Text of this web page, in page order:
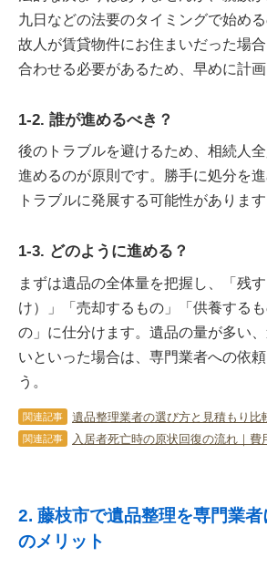
九日などの法要のタイミングで始める
故人が賃貸物件にお住まいだった場
合わせる必要があるため、早めに計画
1-2. 誰が進めるべき？
後のトラブルを避けるため、相続人
進めるのが原則です。勝手に処分を
トラブルに発展する可能性があります
1-3. どのように進める？
まずは遺品の全体量を把握し、「残
け）」「売却するもの」「供養する
の」に仕分けます。遺品の量が多い
いといった場合は、専門業者への依
う。
関連記事
関連記事
2. 藤枝市で遺品整理を専門業
のメリット